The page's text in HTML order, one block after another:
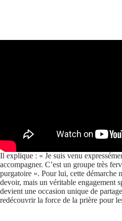
Il explique : « Je suis venu
accompagner. C’est un groupe très
purgatoire ». Pour lui, cette démarche
devoir, mais un véritable engagement
devient une occasion unique de
redécouvrir la force de la prière pour